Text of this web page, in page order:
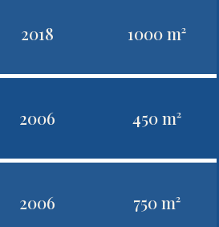
2018 1000 m²
2006 450 m²
2006 750 m²